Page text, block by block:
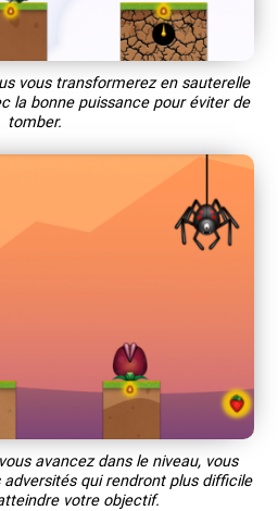
vous transformerez en sauterelle
la bonne puissance pour éviter de
tomber.
avancez dans le niveau, vous
qui rendront plus difficile
votre objectif.